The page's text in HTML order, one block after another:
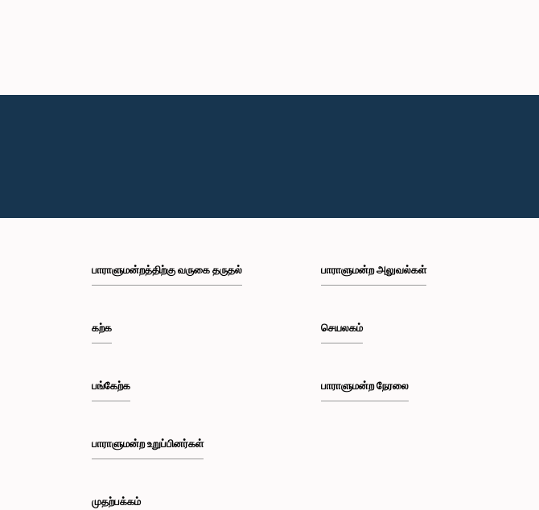
பாராளுமன்றத்திற்கு வருகை தருதல்
கற்க
பங்கேற்க
பாராளுமன்ற உறுப்பினர்கள்
முதற்பக்கம்
பாராளுமன்ற அலுவல்கள்
செயலகம்
பாராளுமன்ற நேரலை